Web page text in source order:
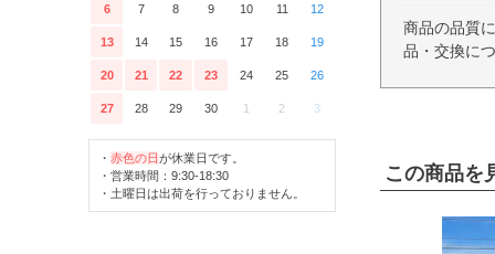
6 7 8 9 10 11 12
13 14 15 16 17 18 19
20 21 22 23 24 25 26
27 28 29 30 1 2 3
・ 赤色の日が休業日です。
・営業時間：9:30-18:30
・土曜日は出荷を行っておりません。
商品の品質
品・交換に
この商品を